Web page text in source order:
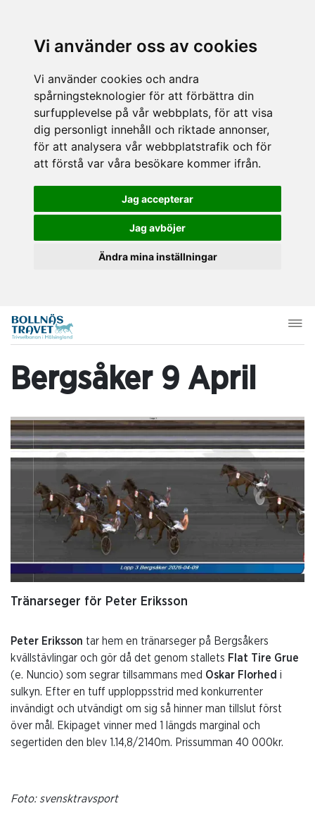
Vi använder oss av cookies
Vi använder cookies och andra
spårningsteknologier för att förbättra din
surfupplevelse på vår webbplats, för att visa
dig personligt innehåll och riktade annonser,
för att analysera vår webbplatstrafik och för
att förstå var våra besökare kommer ifrån.
Jag accepterar
Jag avböjer
Ändra mina inställningar
Bergsåker 9 April
Tränarseger för Peter Eriksson
Peter Eriksson tar hem en tränarseger på Bergsåkers
kvällstävlingar och gör då det genom stallets Flat Tire Grue
(e. Nuncio) som segrar tillsammans med Oskar Florhed i
sulkyn. Efter en tuff upploppsstrid med konkurrenter
invändigt och utvändigt om sig så hinner man tillslut först
över mål. Ekipaget vinner med 1 längds marginal och
segertiden den blev 1.14,8/2140m. Prissumman 40 000kr.
Foto: svensktravsport